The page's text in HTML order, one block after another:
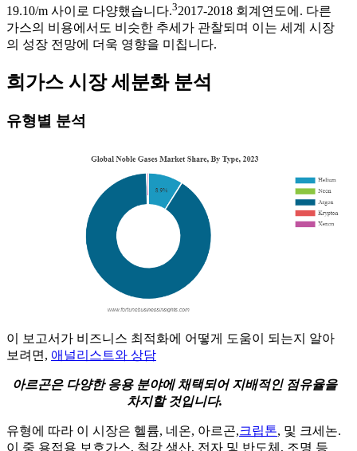
19.10/m 사이로 다양했습니다.32017-2018 회계연도에. 다른
가스의 비용에서도 비슷한 추세가 관찰되며 이는 세계 시장
의 성장 전망에 더욱 영향을 미칩니다.
희가스 시장 세분화 분석
유형별 분석
이 보고서가 비즈니스 최적화에 어떻게 도움이 되는지 알아
보려면, 애널리스트와 상담
아르곤은 다양한 응용 분야에 채택되어 지배적인 점유율을
차지할 것입니다.
유형에 따라 이 시장은 헬륨, 네온, 아르곤,크립톤, 및 크세논.
이 중 용접용 보호가스, 철강 생산, 전자 및 반도체, 조명 등